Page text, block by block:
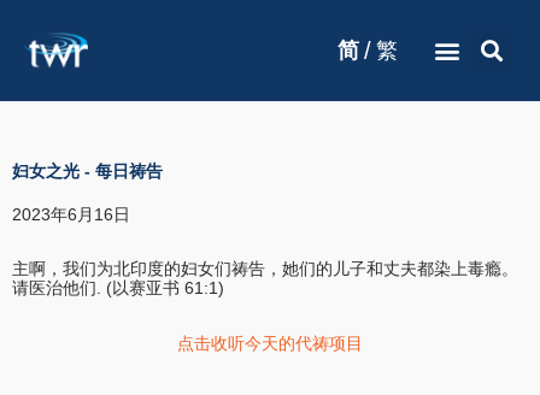
简 / 繁
妇女之光 - 每日祷告
2023年6月16日
主啊，我们为北印度的妇女们祷告，她们的儿子和丈夫都染上毒瘾。
请医治他们. (以赛亚书 61:1)
点击收听今天的代祷项目